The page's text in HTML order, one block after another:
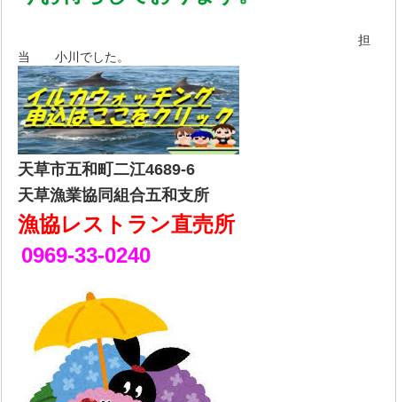
担
当 小川でした。
天草市五和町二江4689-6
天草漁業協同組合五和支所
漁協レストラン直売所
0969-33-0240